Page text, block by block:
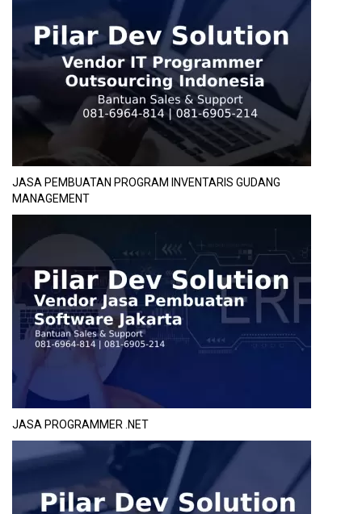
JASA PEMBUATAN PROGRAM INVENTARIS GUDANG
MANAGEMENT
JASA PROGRAMMER .NET